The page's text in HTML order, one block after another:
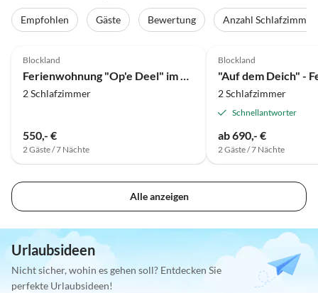
Empfohlen Gäste Bewertung
Anzahl Schlafzimmer
Blockland
2 Schlafzimmer
550,- €
2 Gäste / 7 Nächte
Blockland
"Auf dem Deich" -
2 Schlafzimmer
Schnellantworter
ab 690,- €
2 Gäste / 7 Nächte
Alle anzeigen
Urlaubsideen
Nicht sicher, wohin es gehen soll? Entdecken Sie
perfekte Urlaubsideen!